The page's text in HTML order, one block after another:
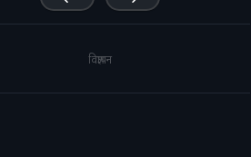
विज्ञापन